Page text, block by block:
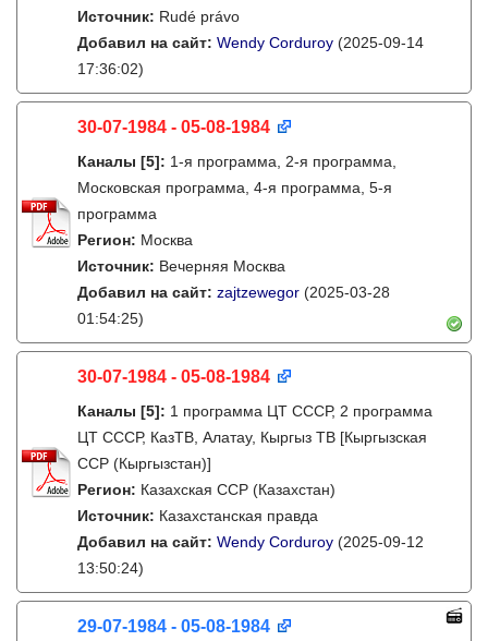
Источник: Rudé právo
Добавил на сайт: Wendy Corduroy (2025-09-14
17:36:02)
30-07-1984 - 05-08-1984
Каналы [5]: 1-я программа, 2-я программа,
Московская программа, 4-я программа, 5-я
программа
Регион: Москва
Источник: Вечерняя Москва
Добавил на сайт: zajtzewegor (2025-03-28
01:54:25)
30-07-1984 - 05-08-1984
Каналы [5]: 1 программа ЦТ СССР, 2 программа
ЦТ СССР, КазТВ, Алатау, Кыргыз ТВ [Кыргызская
ССР (Кыргызстан)]
Регион: Казахская ССР (Казахстан)
Источник: Казахстанская правда
Добавил на сайт: Wendy Corduroy (2025-09-12
13:50:24)
29-07-1984 - 05-08-1984